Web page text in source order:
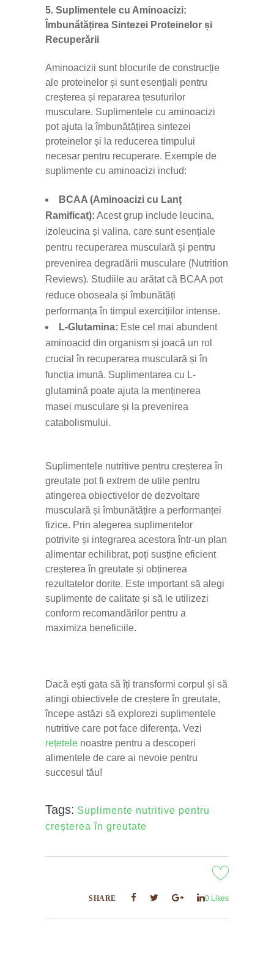
5. Suplimentele cu Aminoacizi:
Îmbunătățirea Sintezei Proteinelor și
Recuperării
Aminoacizii sunt blocurile de construcție
ale proteinelor și sunt esențiali pentru
creșterea și repararea țesuturilor
musculare. Suplimentele cu aminoacizi
pot ajuta la îmbunătățirea sintezei
proteinelor și la reducerea timpului
necesar pentru recuperare. Exemple de
suplimente cu aminoacizi includ:
BCAA (Aminoacizi cu Lanț
Ramificat): Acest grup include leucina,
izoleucina și valina, care sunt esențiale
pentru recuperarea musculară și pentru
prevenirea degradării musculare (Nutrition
Reviews). Studiile au arătat că BCAA pot
reduce oboseala și îmbunătăți
performanța în timpul exercițiilor intense.
L-Glutamina: Este cel mai abundent
aminoacid din organism și joacă un rol
crucial în recuperarea musculară și în
funcția imună. Suplimentarea cu L-
glutamină poate ajuta la menținerea
masei musculare și la prevenirea
catabolismului.
Suplimentele nutritive pentru creșterea în
greutate pot fi extrem de utile pentru
atingerea obiectivelor de dezvoltare
musculară și îmbunătățire a performanței
fizice. Prin alegerea suplimentelor
potrivite și integrarea acestora într-un plan
alimentar echilibrat, poți susține eficient
creșterea în greutate și obținerea
rezultatelor dorite. Este important să alegi
suplimente de calitate și să le utilizezi
conform recomandărilor pentru a
maximiza beneficiile.
Dacă ești gata să îți transformi corpul și să
atingi obiectivele de creștere în greutate,
începe astăzi să explorezi suplimentele
nutritive care pot face diferența. Vezi
rețetele noastre pentru a descoperi
alimentele de care ai nevoie pentru
succesul tău!
Tags: Suplimente nutritive pentru
creșterea în greutate
SHARE 0 Likes